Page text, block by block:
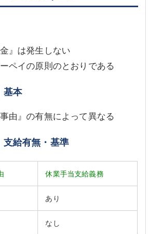
県川口市）
』は発生しない
ペイの原則のとおりである
本
由』の有無によって異なる
給有無・基準
休業手当支給義務
あり
なし